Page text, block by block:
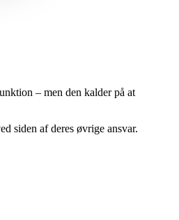
‒ men den kalder på at
siden af deres øvrige ansvar.